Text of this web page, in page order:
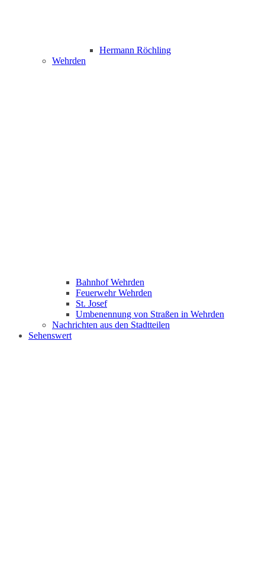
Hermann Röchling
Wehrden
Bahnhof Wehrden
Feuerwehr Wehrden
St. Josef
Umbenennung von Straßen in Wehrden
Nachrichten aus den Stadtteilen
Sehenswert